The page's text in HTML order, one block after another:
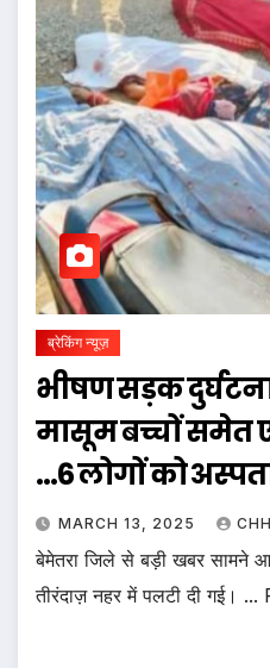
ब्रेकिंग न्यूज़
भीषण सड़क
मासूम बच्चों समेत
…6 लोगों को
MARCH 13, 2025
बेमेतरा जिले से बड़ी खबर सामने आ
तीरंदाज़ नहर में पलटी दी गई।